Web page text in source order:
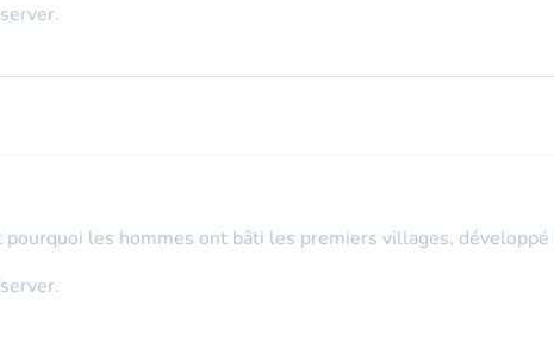
les hommes ont bâti les premiers villages,